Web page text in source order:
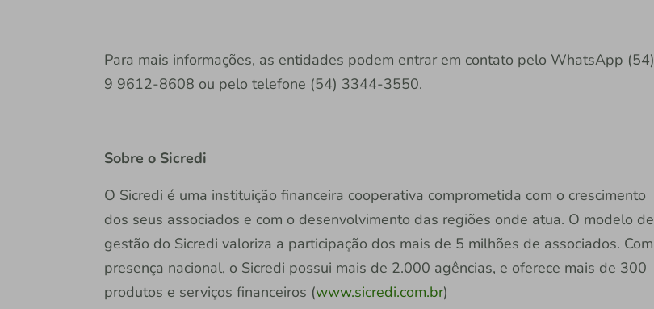
Para mais informações, as entidades podem entrar em contato pelo WhatsApp (54)
9 9612-8608 ou pelo telefone (54) 3344-3550.
Sobre o Sicredi
O Sicredi é uma instituição financeira cooperativa comprometida com o crescimento
dos seus associados e com o desenvolvimento das regiões onde atua. O modelo de
gestão do Sicredi valoriza a participação dos mais de 5 milhões de associados. Com
presença nacional, o Sicredi possui mais de 2.000 agências, e oferece mais de 300
produtos e serviços financeiros (www.sicredi.com.br)